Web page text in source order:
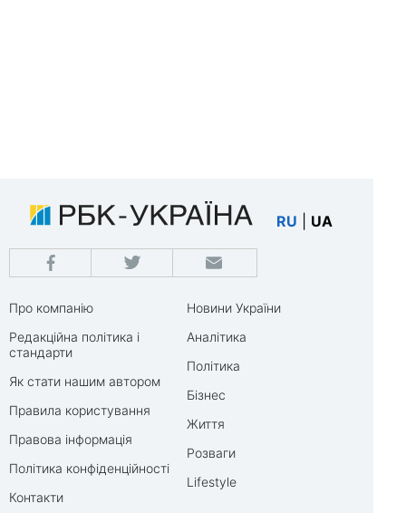
RU UA
Про компанію
Редакційна політика і
стандарти
Як стати нашим автором
Правила користування
Правова інформація
Політика конфіденційності
Контакти
Новини України
Аналітика
Політика
Бізнес
Життя
Розваги
Lifestyle